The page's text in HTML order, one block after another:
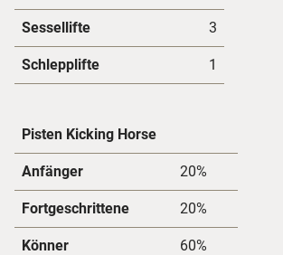
Sessellifte 3
Schlepplifte 1
Pisten Kicking Horse
Anfänger 20%
Fortgeschrittene 20%
Könner 60%